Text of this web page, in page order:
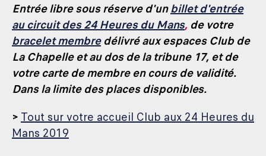
Entrée libre sous réserve d'unbillet d'entrée
au circuit des 24 Heures du Mans, de votre
bracelet membredélivré aux espaces Club de
La Chapelle et au dos de la tribune 17, et de
votre carte de membre en cours de validité.
Dans la limite des places disponibles.
> Tout sur votre accueil Club aux 24 Heures du
Mans 2019